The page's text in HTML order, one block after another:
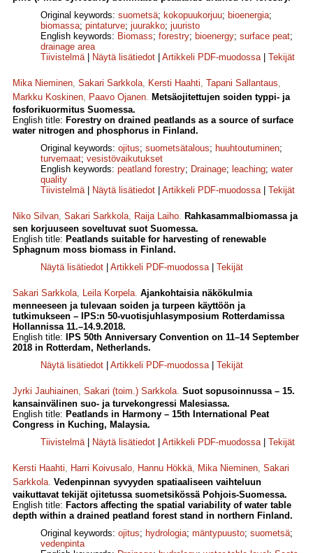
Original keywords: suometsä; kokopuukorjuu; bioenergia;
biomassa; pintaturve; juurakko; juuristo
English keywords: Biomass; forestry; bioenergy; surface peat;
drainage area
Tiivistelmä| Näytä lisätiedot Artikkeli PDF-muodossa| Tekijät
Mika Nieminen, Sakari Sarkkola, Kersti Haahti, Tapani Sallantaus,
Markku Koskinen, Paavo Ojanen. Metsäojitettujen soiden typpi- ja
fosforikuormitus Suomessa.
English title: Forestry on drained peatlands as a source of surface
water nitrogen and phosphorus in Finland.
Original keywords: ojitus; suometsätalous; huuhtoutuminen;
turvemaat; vesistövaikutukset
English keywords: peatland forestry; Drainage; leaching; water
quality
Tiivistelmä| Näytä lisätiedot Artikkeli PDF-muodossa| Tekijät
Niko Silvan, Sakari Sarkkola, Raija Laiho. Rahkasammalbiomassa ja
sen korjuuseen soveltuvat suot Suomessa.
English title: Peatlands suitable for harvesting of renewable
Sphagnum moss biomass in Finland.
Näytä lisätiedot
Artikkeli PDF-muodossa| Tekijät
Sakari Sarkkola, Leila Korpela. Ajankohtaisia näkökulmia
menneeseen ja tulevaan soiden ja turpeen käyttöön ja
tutkimukseen – IPS:n 50-vuotisjuhlasymposium Rotterdamissa
Hollannissa 11.–14.9.2018.
English title:
IPS 50th Anniversary Convention on 11–14 September
2018 in Rotterdam, Netherlands.
Näytä lisätiedot
Artikkeli PDF-muodossa| Tekijät
Jyrki Jauhiainen, Sakari (toim.) Sarkkola. Suot sopusoinnussa – 15.
kansainvälinen suo- ja turvekongressi Malesiassa.
English title: Peatlands in Harmony – 15th International Peat
Congress in Kuching, Malaysia.
Tiivistelmä| Näytä lisätiedot Artikkeli PDF-muodossa| Tekijät
Kersti Haahti, Harri Koivusalo, Hannu Hökkä, Mika Nieminen, Sakari
Sarkkola. Vedenpinnan syvyyden spatiaaliseen vaihteluun
vaikuttavat tekijät ojitetussa suometsikössä Pohjois-Suomessa.
English title: Factors affecting the spatial variability of water table
depth within a drained peatland forest stand in northern Finland.
Original keywords: ojitus; hydrologia; mäntypuusto; suometsä;
vedenpinta